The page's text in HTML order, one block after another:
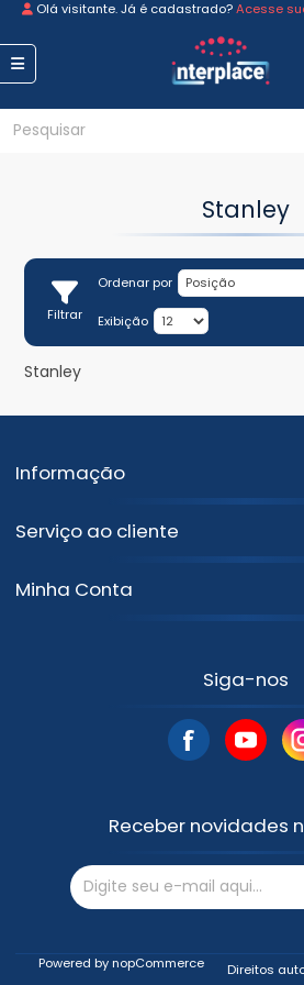
Olá visitante. Já é cadastrado?Acesse
Stanley
Filtrar
Ordenar por
Exibição
Stanley
Informação
Serviço ao cliente
Minha Conta
Siga-nos
Receber novidades
Direitos
Powered bynopCommerce